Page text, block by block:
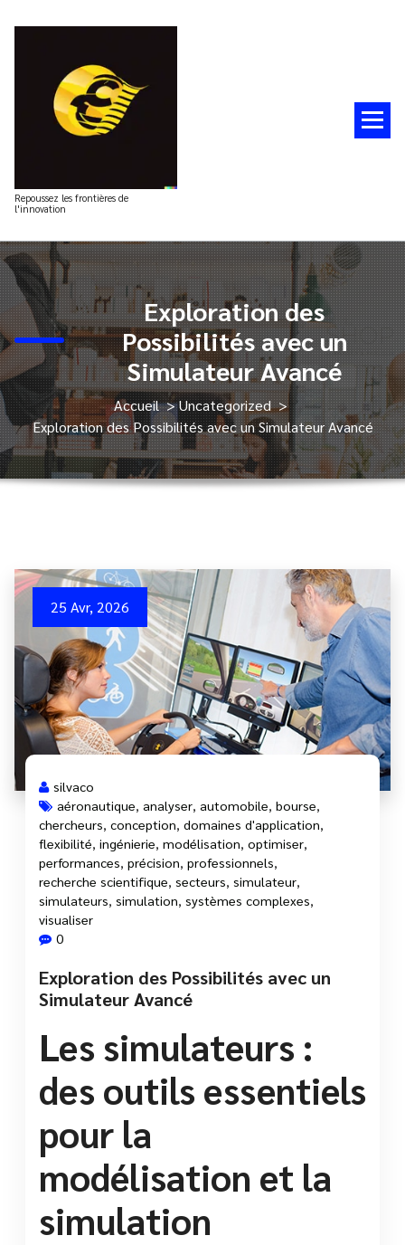
Repoussez les frontières de
l'innovation
Exploration des
Possibilités avec un
Simulateur Avancé
Accueil>Uncategorized>
Exploration des Possibilités avec un Simulateur Avancé
25 Avr, 2026
silvaco
aéronautique, analyser, automobile, bourse,
chercheurs, conception, domaines d'application,
flexibilité, ingénierie, modélisation, optimiser,
performances, précision, professionnels,
recherche scientifique, secteurs, simulateur,
simulateurs, simulation, systèmes complexes,
visualiser
0
Exploration des Possibilités avec un
Simulateur Avancé
Les simulateurs :
des outils essentiels
pour la
modélisation et la
simulation